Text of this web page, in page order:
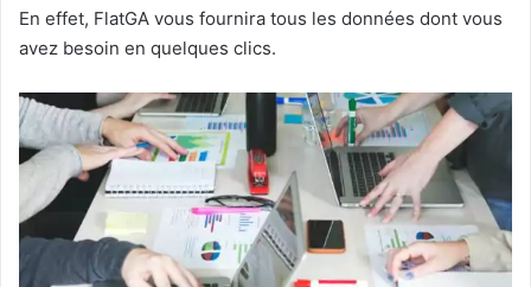
En effet, FlatGA vous fournira tous les données dont vous
avez besoin en quelques clics.